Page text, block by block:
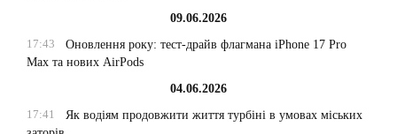
09.06.2026
17:43
Оновлення року: тест-драйв флагмана iPhone 17 Pro
Max та нових AirPods
04.06.2026
17:41
Як водіям продовжити життя турбіні в умовах міських